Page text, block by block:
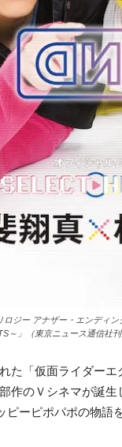
ロジー アナザー・エンディ
～」（東京ニュース通信社刊
た「仮面ライダー
作のＶシネマが誕
ピーピポパポの物語